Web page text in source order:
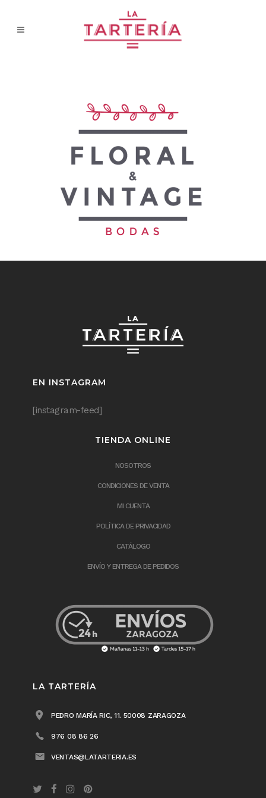
EN INSTAGRAM
[instagram-feed]
TIENDA ONLINE
NOSOTROS
CONDICIONES DE VENTA
MI CUENTA
POLÍTICA DE PRIVACIDAD
CATÁLOGO
ENVÍO Y ENTREGA DE PEDIDOS
LA TARTERÍA
PEDRO MARÍA RIC, 11. 50008 ZARAGOZA
976 08 86 26
VENTAS@LATARTERIA.ES